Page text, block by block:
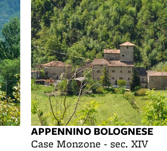
APPENNINO BOLOGNESE
Case Monzone - sec. XIV